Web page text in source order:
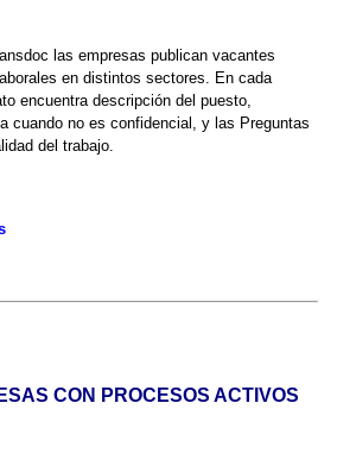
las empresas publican vacantes
en distintos sectores. En cada
encuentra descripción del puesto,
cuando no es confidencial, y las Preguntas
del trabajo.
CON PROCESOS ACTIVOS